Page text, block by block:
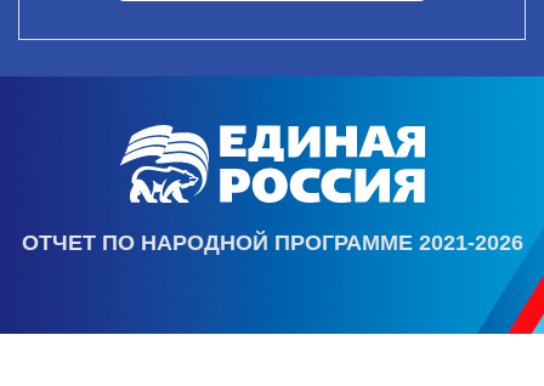
ОТЧЕТ ПО НАРОДНОЙ ПРОГРАММЕ 2021-2026